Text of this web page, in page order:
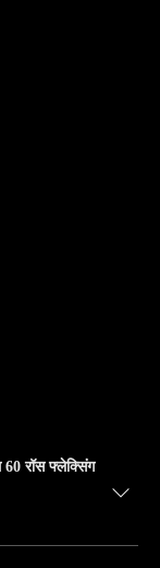
60 रॉस फ्लेक्सिंग